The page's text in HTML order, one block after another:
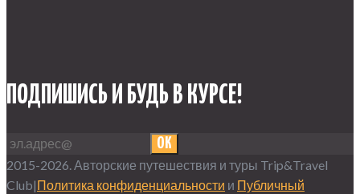
ПОДПИШИСЬ И БУДЬ В КУРСЕ!
OK
2015-2026. Авторские путешествия и туры Trip&Travel
Club|Политика конфиденциальности и Публичный